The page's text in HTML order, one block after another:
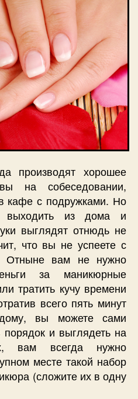
производят хорошее
на собеседовании,
кафе с подружками. Но
выходить из дома и
выглядят отнюдь не
что вы не успеете с
Отныне вам не нужно
за маникюрные
тратить кучу времени
всего пять минут
вы можете сами
порядок и выглядеть на
вам всегда нужно
месте такой набор
(сложите их в одну